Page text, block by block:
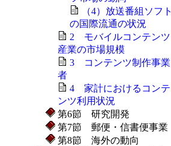
（4）放送番組ソフト
の国際流通の状況
2 モバイルコンテンツ
産業の市場規模
3 コンテンツ制作事業
者
4 家計におけるコンテ
ンツ利用状況
第6節 研究開発
第7節 郵便・信書便事業
第8節 海外の動向